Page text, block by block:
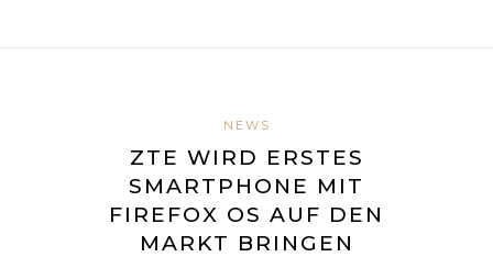
NEWS
ZTE WIRD ERSTES
SMARTPHONE MIT
FIREFOX OS AUF DEN
MARKT BRINGEN